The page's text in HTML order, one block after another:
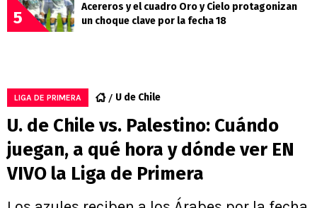
5
Acereros y el cuadro Oro y Cielo protagonizan
un choque clave por la fecha 18
LIGA DE PRIMERA U de Chile
U. de Chile vs. Palestino: Cuándo
juegan, a qué hora y dónde ver EN
VIVO la Liga de Primera